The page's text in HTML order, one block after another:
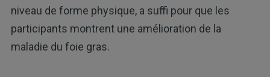
niveau de forme physique, a suffi pour que les
participants montrent une amélioration de la
maladie du foie gras.